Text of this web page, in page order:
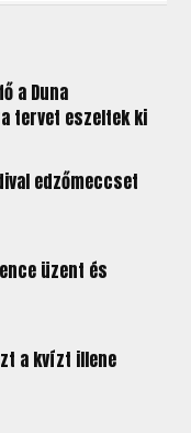
a Duna
tervet eszeltek ki
edzőmeccset
üzent és
a kvízt illene